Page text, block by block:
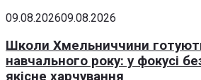
09.08.202609.08.2026
Школи Хмельниччини
навчального року: у фокусі
якісне харчування